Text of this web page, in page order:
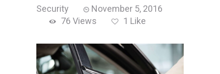
Security
November 5, 2016
76 Views 1 Like